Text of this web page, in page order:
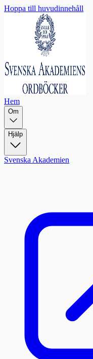
Hoppa till huvudinnehåll
Hem
Om
Hjälp
Svenska Akademien